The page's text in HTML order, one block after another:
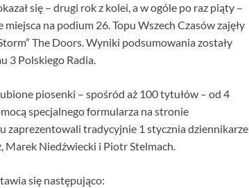
się – drugi rok z kolei, a w ogóle po raz piąty –
na podium 26. Topu Wszech Czasów zajęły
The Doors. Wyniki podsumowania zostały
3 Polskiego Radia.
piosenki – spośród aż 100 tytułów – od 4
specjalnego formularza na stronie
tradycyjnie 1 stycznia dziennikarze
Marek Niedźwiecki i Piotr Stelmach.
się następująco: